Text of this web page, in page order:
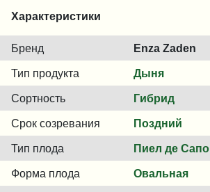
Характеристики
Бренд Enza Zaden
Тип продукта Дыня
Сортность Гибрид
Срок созревания Поздний
Тип плода Пиел де Сапо
Форма плода Овальная